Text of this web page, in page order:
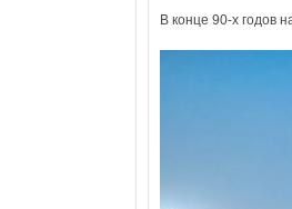
В конце 90-х годов